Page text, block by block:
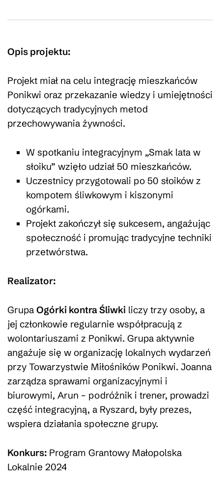
Opis projektu:
Projekt miał na celu integrację mieszkańców
Ponikwi oraz przekazanie wiedzy i umiejętności
dotyczących tradycyjnych metod
przechowywania żywności.
W spotkaniu integracyjnym „Smak lata w
słoiku” wzięło udział 50 mieszkańców.
Uczestnicy przygotowali po 50 słoików z
kompotem śliwkowym i kiszonymi
ogórkami.
Projekt zakończył się sukcesem, angażując
społeczność i promując tradycyjne techniki
przetwórstwa.
Realizator:
Grupa Ogórki kontra Śliwki liczy trzy osoby, a
jej członkowie regularnie współpracują z
wolontariuszami z Ponikwi. Grupa aktywnie
angażuje się w organizację lokalnych wydarzeń
przy Towarzystwie Miłośników Ponikwi. Joanna
zarządza sprawami organizacyjnymi i
biurowymi, Arun – podróżnik i trener, prowadzi
część integracyjną, a Ryszard, były prezes,
wspiera działania społeczne grupy.
Konkurs: Program Grantowy Małopolska
Lokalnie 2024